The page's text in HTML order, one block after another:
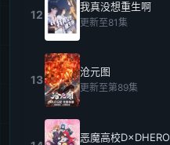
12
我真没想重生啊
更新至81集
13
沧元图
更新至第89集
恶魔高校D×DHERO